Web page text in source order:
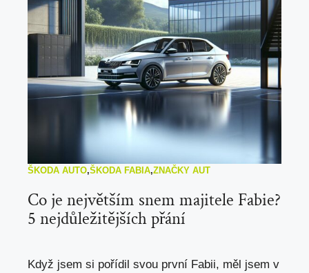
ŠKODA AUTO,ŠKODA FABIA,ZNAČKY AUT
Co je největším snem majitele Fabie?
5 nejdůležitějších přání
Když jsem si pořídil svou první Fabii, měl jsem v